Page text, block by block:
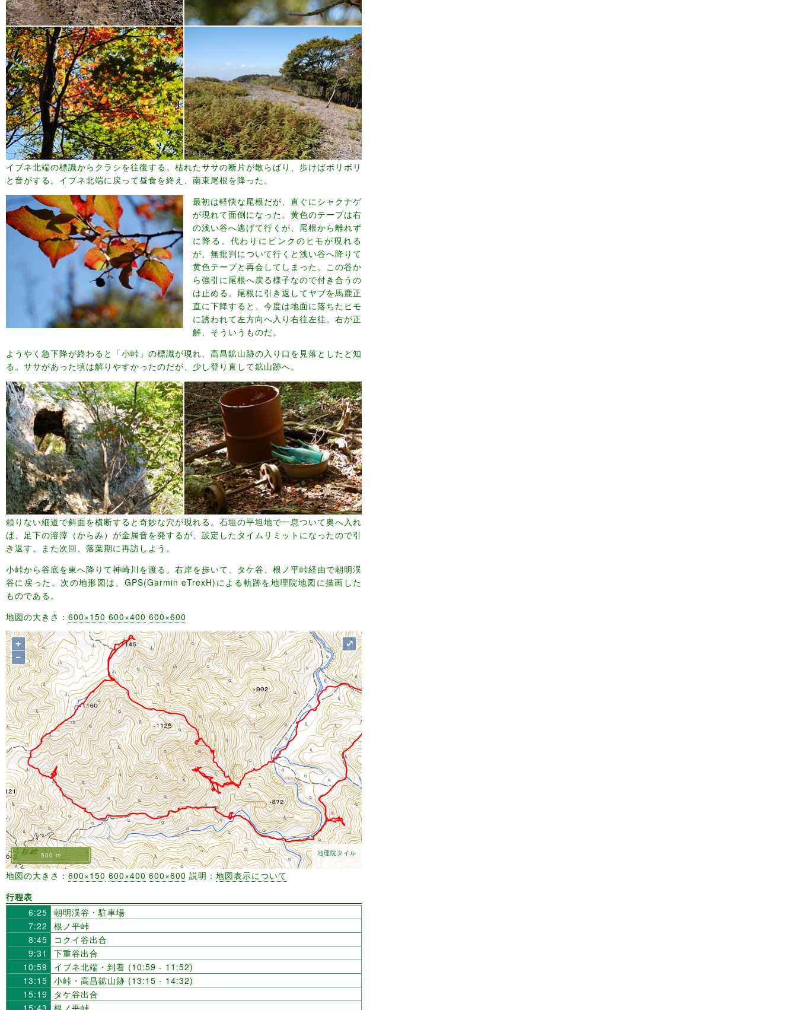
イブネ北端の標識からクラシを往復する。枯れたササの断片が散らばり、歩けばボリボリ
と音がする。イブネ北端に戻って昼食を終え、南東尾根を降った。
最初は軽快な尾根だが、直ぐにシャクナゲ
が現れて面倒になった。黄色のテープは右
の浅い谷へ逃げて行くが、尾根から離れず
に降る。代わりにピンクのヒモが現れる
が、無批判について行くと浅い谷へ降りて
黄色テープと再会してしまった。この谷か
ら強引に尾根へ戻る様子なので付き合うの
は止める。尾根に引き返してヤブを馬鹿正
直に下降すると、今度は地面に落ちたヒモ
に誘われて左方向へ入り右往左往。右が正
解、そういうものだ。
ようやく急下降が終わると「小峠」の標識が現れ、高昌鉱山跡の入り口を見落としたと知
る。ササがあった頃は解りやすかったのだが、少し登り直して鉱山跡へ。
頼りない細道で斜面を横断すると奇妙な穴が現れる。石垣の平坦地で一息ついて奥へ入れ
ば、足下の溶滓（からみ）が金属音を発するが、設定したタイムリミットになったので引
き返す。また次回、落葉期に再訪しよう。
小峠から谷底を東へ降りて神崎川を渡る。右岸を歩いて、タケ谷、根ノ平峠経由で朝明渓
谷に戻った。次の地形図は、GPS(Garmin eTrexH)による軌跡を地理院地図に描画した
ものである。
地図の大きさ： 600×150 600×400 600×600
+
−
地理院タイル
⤢
500 m
地図の大きさ： 600×150 600×400 600×600 説明： 地図表示について
行程表
6:25 朝明渓谷・駐車場
7:22
根ノ平峠
8:45
コクイ谷出合
9:31
下重谷出合
10:59
イブネ北端・到着 (10:59 - 11:52)
13:15 小峠・高昌鉱山跡 (13:15 - 14:32)
15:19
タケ谷出合
15:43
根ノ平峠